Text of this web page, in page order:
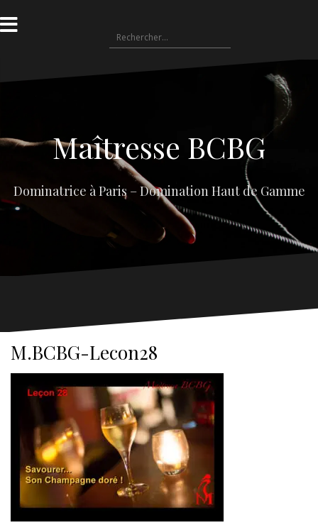
au
contenu
Rechercher :
Maîtresse BCBG
Dominatrice à Paris – Domination Haut de Gamme
M.BCBG-Lecon28